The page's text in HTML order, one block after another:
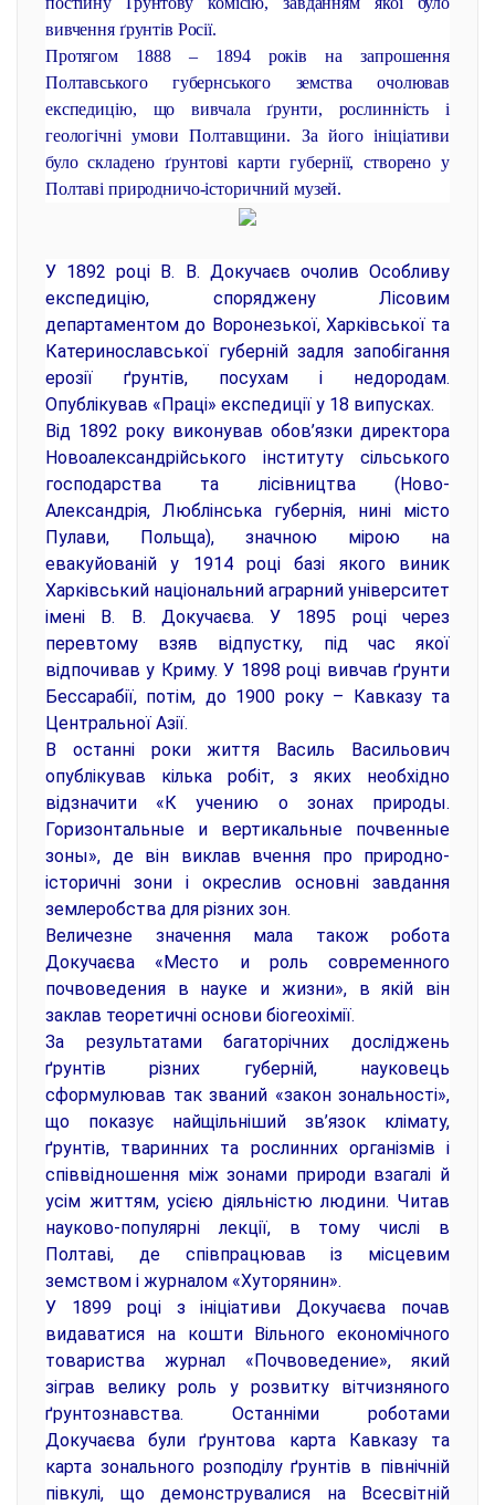
вивчення ґрунтів Росії.
Протягом 1888 – 1894 років на запрошення
Полтавського губернського земства очолював
експедицію, що вивчала ґрунти, рослинність і
геологічні умови Полтавщини. За його ініціативи
було складено ґрунтові карти губернії, створено у
Полтаві природничо-історичний музей.
У 1892 році В. В. Докучаєв очолив Особливу
експедицію, споряджену Лісовим
департаментом до Воронезької, Харківської та
Катеринославської губерній задля запобігання
ерозії ґрунтів, посухам і недородам.
Опублікував «Праці» експедиції у 18 випусках.
Від 1892 року виконував обов’язки директора
Новоалександрійського інституту сільського
господарства та лісівництва (Ново-
Александрія, Люблінська губернія, нині місто
Пулави, Польща), значною мірою на
евакуйованій у 1914 році базі якого виник
Харківський національний аграрний університет
імені В. В. Докучаєва. У 1895 році через
перевтому взяв відпустку, під час якої
відпочивав у Криму. У 1898 році вивчав ґрунти
Бессарабії, потім, до 1900 року – Кавказу та
Центральної Азії.
В останні роки життя Василь Васильович
опублікував кілька робіт, з яких необхідно
відзначити «К учению о зонах природы.
Горизонтальные и вертикальные почвенные
зоны», де він виклав вчення про природно-
історичні зони і окреслив основні завдання
землеробства для різних зон.
Величезне значення мала також робота
Докучаєва «Место и роль современного
почвоведения в науке и жизни», в якій він
заклав теоретичні основи біогеохімії.
За результатами багаторічних досліджень
ґрунтів різних губерній, науковець
сформулював так званий «закон зональності»,
що показує найщільніший зв’язок клімату,
ґрунтів, тваринних та рослинних організмів і
співвідношення між зонами природи взагалі й
усім життям, усією діяльністю людини. Читав
науково-популярні лекції, в тому числі в
Полтаві, де співпрацював із місцевим
земством і журналом «Хуторянин».
У 1899 році з ініціативи Докучаєва почав
видаватися на кошти Вільного економічного
товариства журнал «Почвоведение», який
зіграв велику роль у розвитку вітчизняного
ґрунтознавства. Останніми роботами
Докучаєва були ґрунтова карта Кавказу та
карта зонального розподілу ґрунтів в північній
півкулі, що демонструвалися на Всесвітній